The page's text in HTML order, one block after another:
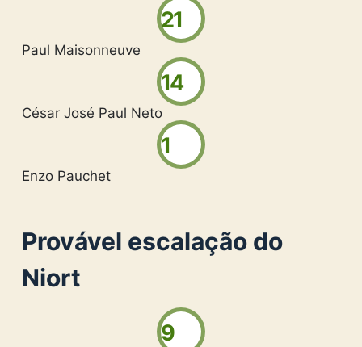
21
Paul Maisonneuve
14
César José Paul Neto
1
Enzo Pauchet
Provável escalação do
Niort
9